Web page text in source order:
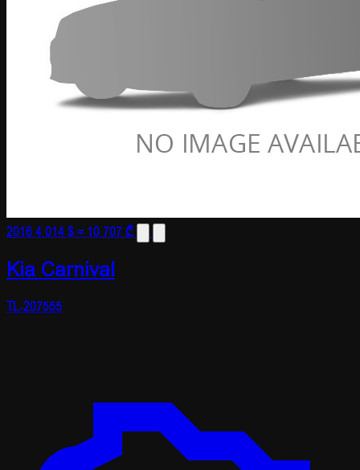
20164 014 $≈ 10 707 ₾
Kia Carnival
TL-207555